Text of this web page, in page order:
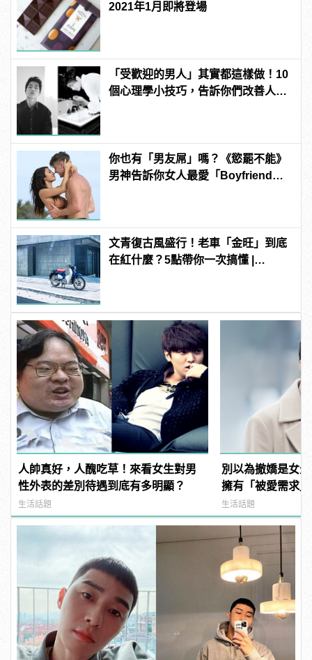
2021年1月即將登場
「受歡迎的男人」其實都這樣做！10
個心理學小技巧，告訴你們改善人際
你也有「男友屌」嗎？《慾罷不能》
男神告訴你女人最愛「Boyfriend
文青復古風盛行！老車「金旺」到底
在紅什麼？5點帶你一次搞懂 |
人帥真好，人醜吃草！來看女生對男
性外表的差別待遇到底有多明顯？
生活話題
別以為撤嬌是女
擁有「被愛需求」
生活話題